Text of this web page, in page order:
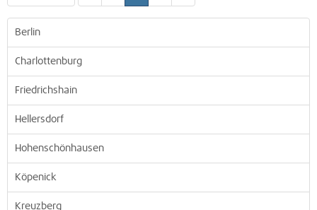
Berlin
Charlottenburg
Friedrichshain
Hellersdorf
Hohenschönhausen
Köpenick
Kreuzberg